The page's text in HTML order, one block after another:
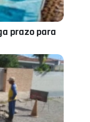
prazo para